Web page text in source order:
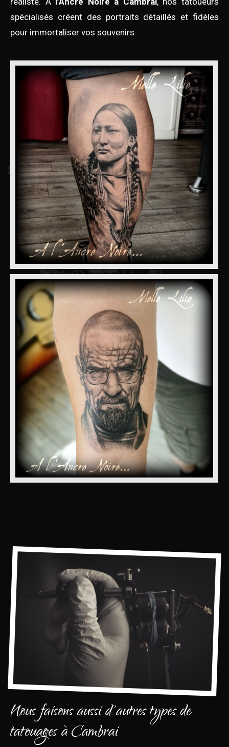
spécialisés créent des portraits détaillés et fidèles
pour immortaliser vos souvenirs.
Nous faisons aussi d'autres types de
tatouages à Cambrai